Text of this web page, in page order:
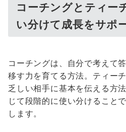
コーチングとティー
い分けて成長をサポ
コーチングは、自分で考えて
移す力を育てる方法。ティー
乏しい相手に基本を伝える方
じて段階的に使い分けること
します。